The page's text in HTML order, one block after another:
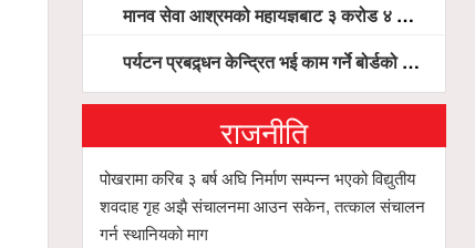
मानव सेवा आश्रमको महायज्ञबाट ३ करोड ४ लाख ५९ हजार बचत, १ करोड ४४ लाख उठ्न बाँकी, विना संचार माध्यम तर प्रचार प्रसारमै भयो १९ लाख खर्च !
पर्यटन प्रबद्र्धन केन्द्रित भई काम गर्ने बोर्डको योजना छः सदस्य पोखरेल, चलिय पोखरालाई थप प्रभावकारी बनाउन होटल संघको माग
राजनीति
पोखरामा करिब ३ बर्ष अघि निर्माण सम्पन्न भएको विद्युतीय
शवदाह गृह अझै संचालनमा आउन सकेन, तत्काल संचालन
गर्न स्थानियको माग